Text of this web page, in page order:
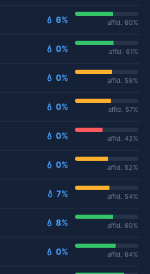
💧 6% affid. 60%
💧 0% affid. 61%
💧 0% affid. 59%
💧 0% affid. 57%
💧 0% affid. 43%
💧 0% affid. 52%
💧 7% affid. 54%
💧 8% affid. 60%
💧 0% affid. 64%